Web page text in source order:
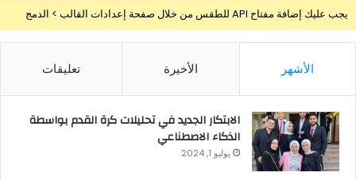
يجب عليك إضافة مفتاح API للطقس من خلال صفحة إعدادات القالب > الدمج
الأشهر الأخيرة تعليقات
الابتكار الجديد في تحليلات كرة القدم بواسطة
الذكاء الاصطناعي
يوليو 1, 2024